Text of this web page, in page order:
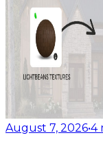
August 7, 2026•4